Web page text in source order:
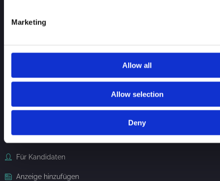
Marketing
Allow all
Allow selection
Deny
Nutzungsbedingungen
Jobs Link
Für Unternehmer
Für Kandidaten
Anzeige hinzufügen